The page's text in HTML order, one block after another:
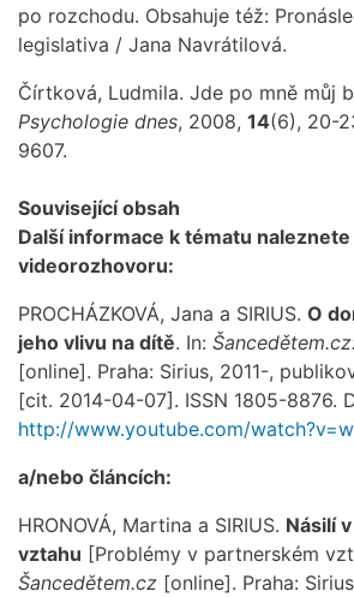
po rozchodu. Obsahuje též:
legislativa / Jana Navrátilová.
Čírtková, Ludmila. Jde po mně můj
Psychologie dnes, 2008, 14(6), 20-
9607.
Související obsah
Další informace k tématu naleznete
videorozhovoru:
PROCHÁZKOVÁ, Jana a SIRIUS. O
jeho vlivu na dítě. In:
[online]. Praha: Sirius, 2011-,
[cit. 2014-04-07]. ISSN 1805-8876.
http://www.youtube.com/
a/nebo článcích:
HRONOVÁ, Martina a SIRIUS. Násilí
vztahu [Problémy v partnerském
Šancedětem.cz [online]. Praha: